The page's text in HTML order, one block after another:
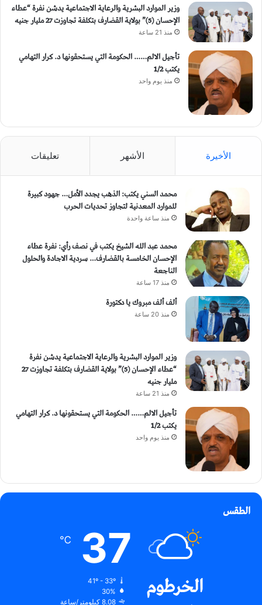
وزير الموارد البشرية والرعاية الاجتماعية يدشن نفرة “عطاء
الإحسان (5)” بولاية القضارف بتكلفة تجاوزت 27 مليار جنيه
منذ 21 ساعة
تأجيل الالم…… الحكومة التي يستحقونها د. كرار التهامي
يكتب 1/2
منذ يوم واحد
الأخيرة الأشهر تعليقات
محمد السني يكتب: الذهب يجدد الأمل… جهود كبيرة
للموارد المعدنية لتجاوز تحديات الحرب
منذ ساعة واحدة
محمد عبد الله الشيخ يكتب في نصف رأي: نفرة عطاء
الإحسان الخامسة بالقضارف… سردية الاجادة والحلول
الناجعة
منذ 17 ساعة
ألف ألف مبروك يا دكتورة
منذ 20 ساعة
وزير الموارد البشرية والرعاية الاجتماعية يدشن نفرة
“عطاء الإحسان (5)” بولاية القضارف بتكلفة تجاوزت 27
مليار جنيه
منذ 21 ساعة
تأجيل الالم…… الحكومة التي يستحقونها د. كرار التهامي
يكتب 1/2
منذ يوم واحد
الطقس
الخرطوم
37
℃
41º - 33º
30%
8.08 كيلومتر/ساعة